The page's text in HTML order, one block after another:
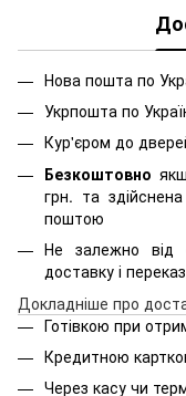
Нова пошта по
Укрпошта по
Кур'єром до
Безкоштовно
грн. та
поштою
Не залежно від
доставку і
Докладніше про
Готівкою при
Кредитною
Через касу чи